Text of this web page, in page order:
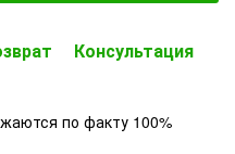
Консультация
по факту 100%